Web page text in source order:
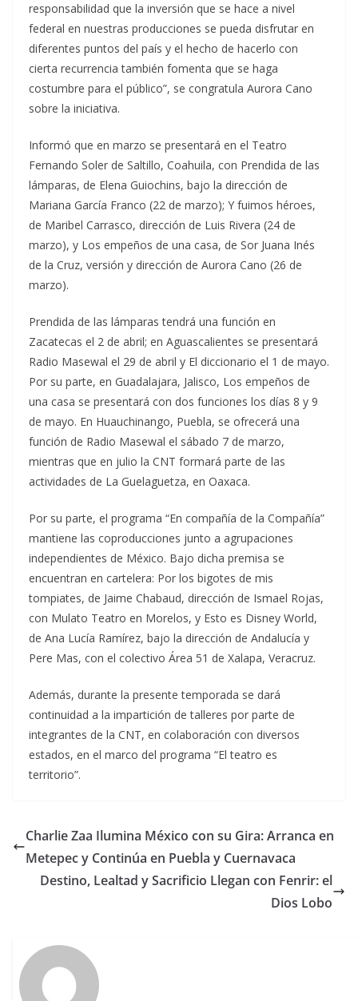
responsabilidad que la inversión que se hace a nivel
federal en nuestras producciones se pueda disfrutar en
diferentes puntos del país y el hecho de hacerlo con
cierta recurrencia también fomenta que se haga
costumbre para el público”, se congratula Aurora Cano
sobre la iniciativa.
Informó que en marzo se presentará en el Teatro
Fernando Soler de Saltillo, Coahuila, con Prendida de las
lámparas, de Elena Guiochins, bajo la dirección de
Mariana García Franco (22 de marzo); Y fuimos héroes,
de Maribel Carrasco, dirección de Luis Rivera (24 de
marzo), y Los empeños de una casa, de Sor Juana Inés
de la Cruz, versión y dirección de Aurora Cano (26 de
marzo).
Prendida de las lámparas tendrá una función en
Zacatecas el 2 de abril; en Aguascalientes se presentará
Radio Masewal el 29 de abril y El diccionario el 1 de mayo.
Por su parte, en Guadalajara, Jalisco, Los empeños de
una casa se presentará con dos funciones los días 8 y 9
de mayo. En Huauchinango, Puebla, se ofrecerá una
función de Radio Masewal el sábado 7 de marzo,
mientras que en julio la CNT formará parte de las
actividades de La Guelaguetza, en Oaxaca.
Por su parte, el programa “En compañía de la Compañía”
mantiene las coproducciones junto a agrupaciones
independientes de México. Bajo dicha premisa se
encuentran en cartelera: Por los bigotes de mis
tompiates, de Jaime Chabaud, dirección de Ismael Rojas,
con Mulato Teatro en Morelos, y Esto es Disney World,
de Ana Lucía Ramírez, bajo la dirección de Andalucía y
Pere Mas, con el colectivo Área 51 de Xalapa, Veracruz.
Además, durante la presente temporada se dará
continuidad a la impartición de talleres por parte de
integrantes de la CNT, en colaboración con diversos
estados, en el marco del programa “El teatro es
territorio”.
Charlie Zaa Ilumina México con su Gira: Arranca en
Metepec y Continúa en Puebla y Cuernavaca
Destino, Lealtad y Sacrificio Llegan con Fenrir: el
Dios Lobo